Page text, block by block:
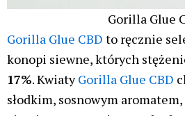
Gorilla Glue
Gorilla Glue CBD to ręcznie
konopi siewne, których
17%. KwiatyGorilla Glue CBD
słodkim, sosnowym